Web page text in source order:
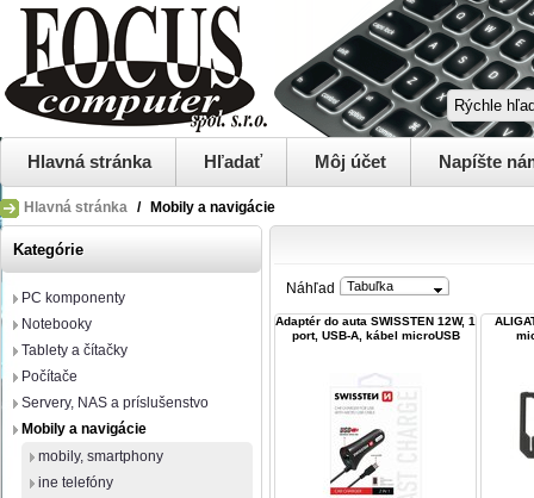
Hlavná stránka Hľadať Môj účet Napíšte
Hlavná stránka / Mobily a navigácie
Kategórie
PC komponenty
Notebooky
Tablety a čítačky
Počítače
Servery, NAS a príslušenstvo
Mobily a navigácie
mobily, smartphony
ine telefóny
Náhľad Tabuľka
Adaptér do auta SWISSTEN 12W, 1
port, USB-A, kábel microUSB